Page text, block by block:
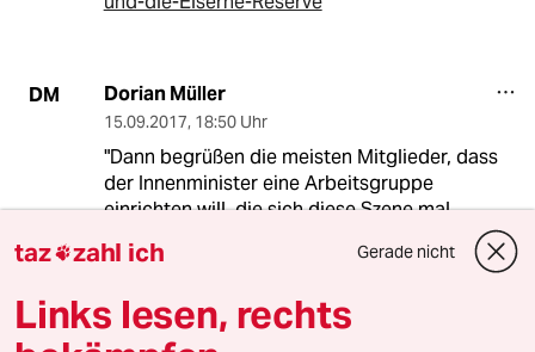
DM Dorian Müller
15.09.2017, 18:50 Uhr
"Dann begrüßen die meisten Mitglieder, dass
der Innenminister eine Arbeitsgruppe
einrichten will, die sich diese Szene mal
der auf dem rechten Auge blind ist. Bei linken
Demonstranten wird der Notstand ausgerufen
taz zahl ich Gerade nicht
Links lesen, rechts